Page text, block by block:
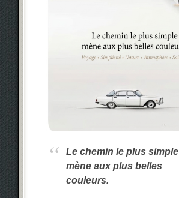
Le chemin le plus simple
mène aux plus belles
couleurs.